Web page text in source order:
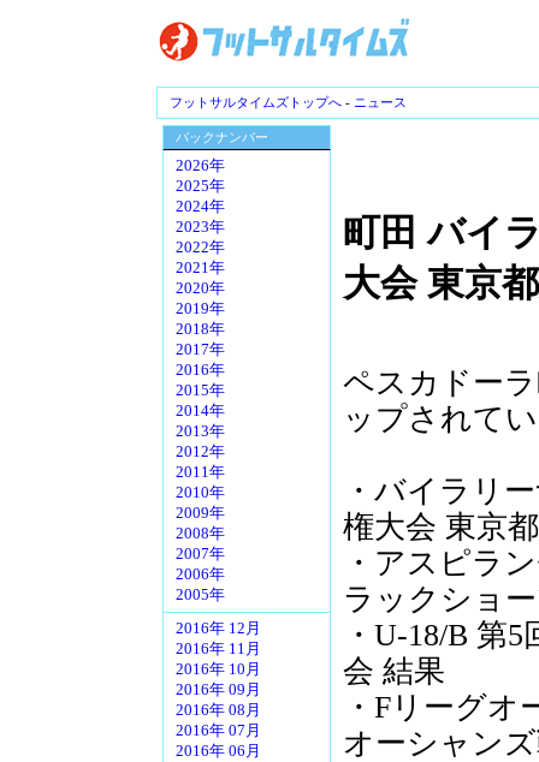
フットサルタイムズトップへ - ニュース
バックナンバー
2026年
2025年
2024年
2023年
2022年
2021年
2020年
2019年
2018年
2017年
2016年
2015年
2014年
2013年
2012年
2011年
2010年
2009年
2008年
2007年
2006年
2005年
2016年 12月
2016年 11月
2016年 10月
2016年 09月
2016年 08月
2016年 07月
2016年 06月
町田 バイ
大会 東京
ペスカドー
ップされて
・バイラリ
権大会 東京
・アスピラ
ラックショ
・U-18/B 第
会 結果
・Fリーグオ
オーシャン